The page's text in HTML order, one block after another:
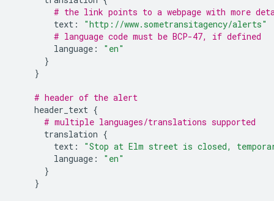
# the link points to a webpage with more
text :
"http://www.sometransitagency/alerts"
# language code must be BCP-47, if defined
language :
"en"
}
}
# header of the alert
header_text {
# multiple languages/translations supported
translation {
text :
"Stop at Elm street is closed,
language :
"en"
}
}